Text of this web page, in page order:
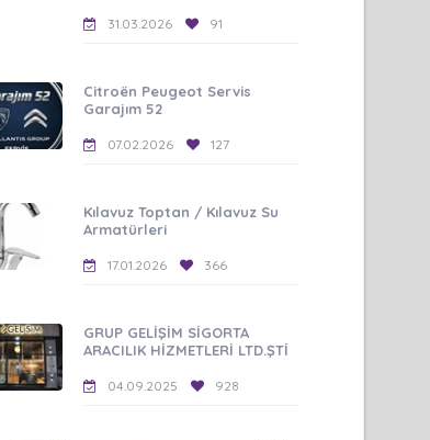
31.03.2026 91
Citroën Peugeot Servis
Garajım 52
07.02.2026 127
Kılavuz Toptan / Kılavuz Su
Armatürleri
17.01.2026 366
GRUP GELİŞİM SİGORTA
ARACILIK HİZMETLERİ LTD.ŞTİ
04.09.2025 928